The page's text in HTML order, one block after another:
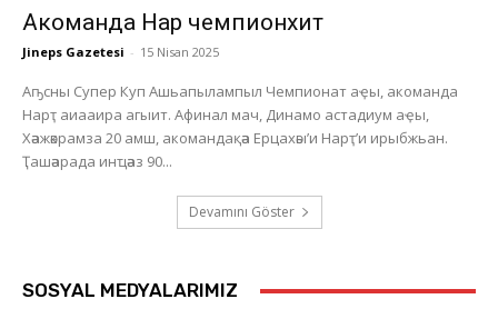
Акоманда Нарҭ чемпионхит
Jineps Gazetesi - 15 Nisan 2025
Аҧсны Супер Куп Ашьапылампыл Чемпионат аҿы, акоманда
Нарҭ аиааира агыит. Афинал мач, Динамо астадиум аҿы,
Хәажәкрамза 20 амш, акомандақәа Ерцахәы’и Нарҭ’и ирыбжьан.
Ҭашәарада инҵәаз 90...
Devamını Göster
SOSYAL MEDYALARIMIZ